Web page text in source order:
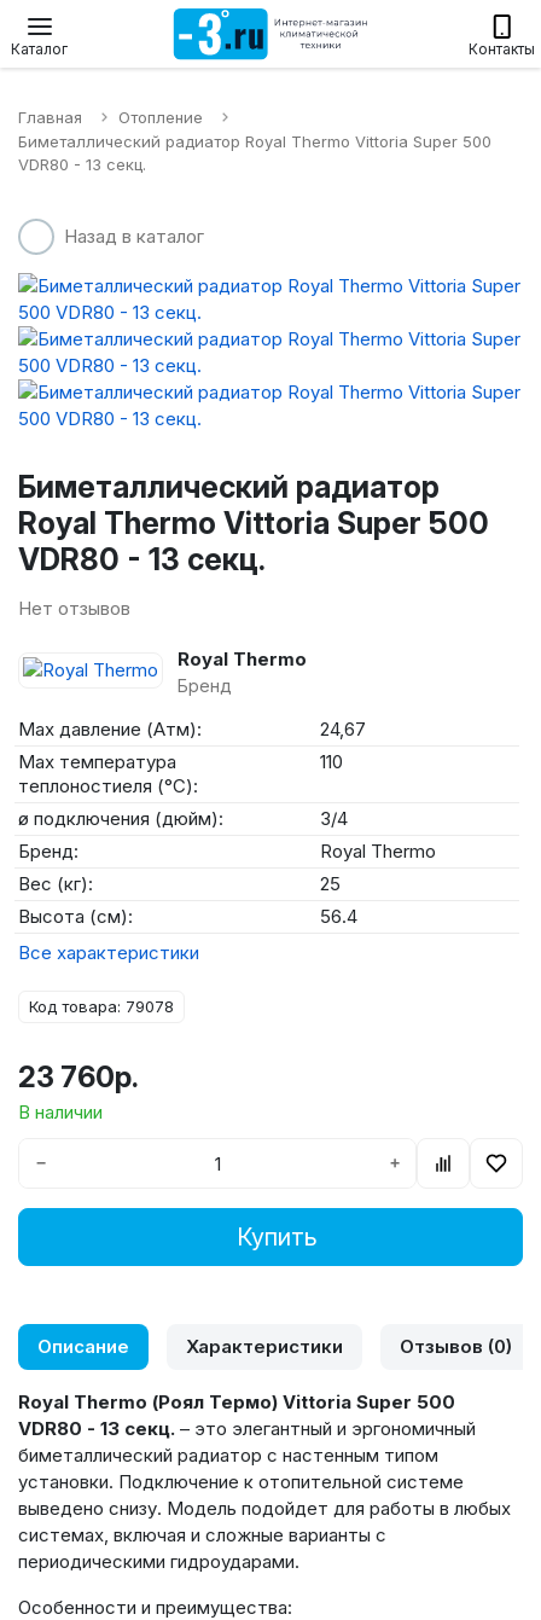
Каталог Контакты
Настенные сплит-системыПриточные установки
Главная
Отопление
Биметаллический радиатор Royal Thermo Vittoria Super 500
VDR80 - 13 секц.
Назад в каталог
Биметаллический радиатор
Royal Thermo Vittoria Super 500
VDR80 - 13 секц.
Нет отзывов
Royal Thermo
Бренд
Max давление (Атм):
24,67
Max температура
теплоностиеля (°C):
110
ø подключения (дюйм):
3/4
Бренд:
Royal Thermo
Вес (кг):
25
Высота (см):
56.4
Все характеристики
Код товара: 79078
23 760р.
В наличии
− +
Купить
Описание Характеристики Отзывов (0)
Royal Thermo (Роял Термо) Vittoria Super 500
VDR80 - 13 секц. – это элегантный и эргономичный
биметаллический радиатор с настенным типом
установки. Подключение к отопительной системе
выведено снизу. Модель подойдет для работы в любых
системах, включая и сложные варианты с
периодическими гидроударами.
Особенности и преимущества: